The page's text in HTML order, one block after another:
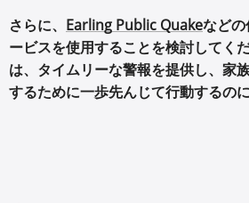
さらに、 Earling Public Quakeなど
ービスを使用することを検討してく
は、タイムリーな警報を提供し、家
するために一歩先んじて行動するの